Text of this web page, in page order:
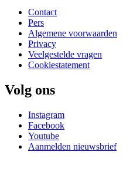
Contact
Pers
Algemene voorwaarden
Privacy
Veelgestelde vragen
Cookiestatement
Volg ons
Instagram
Facebook
Youtube
Aanmelden nieuwsbrief